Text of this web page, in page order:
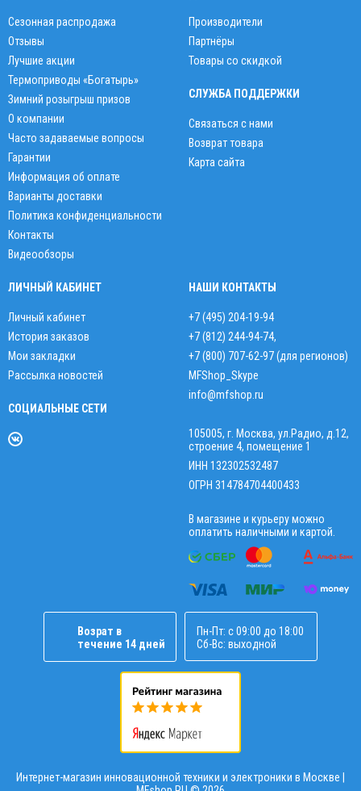
Сезонная распродажа
Отзывы
Лучшие акции
Термоприводы «Богатырь»
Зимний розыгрыш призов
О компании
Часто задаваемые вопросы
Гарантии
Информация об оплате
Варианты доставки
Политика конфиденциальности
Контакты
Видеообзоры
Производители
Партнёры
Товары со скидкой
СЛУЖБА ПОДДЕРЖКИ
Связаться с нами
Возврат товара
Карта сайта
ЛИЧНЫЙ КАБИНЕТ
Личный кабинет
История заказов
Мои закладки
Рассылка новостей
СОЦИАЛЬНЫЕ СЕТИ
НАШИ КОНТАКТЫ
+7 (495) 204-19-94
+7 (812) 244-94-74,
+7 (800) 707-62-97 (для регионов)
MFShop_Skype
info@mfshop.ru
105005, г. Москва, ул.Радио, д.12,
строение 4, помещение 1
ИНН 132302532487
ОГРН 314784704400433
В магазине и курьеру можно
оплатить наличными и картой.
Возрат в
течение 14 дней
Пн-Пт: с 09:00 до 18:00
Сб-Вс: выходной
Интернет-магазин инновационной техники и электроники в Москве |